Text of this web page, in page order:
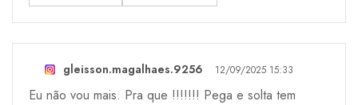
gleisson.magalhaes.9256 12/09/2025 15:33
Eu não vou mais. Pra que !!!!!!! Pega e solta tem